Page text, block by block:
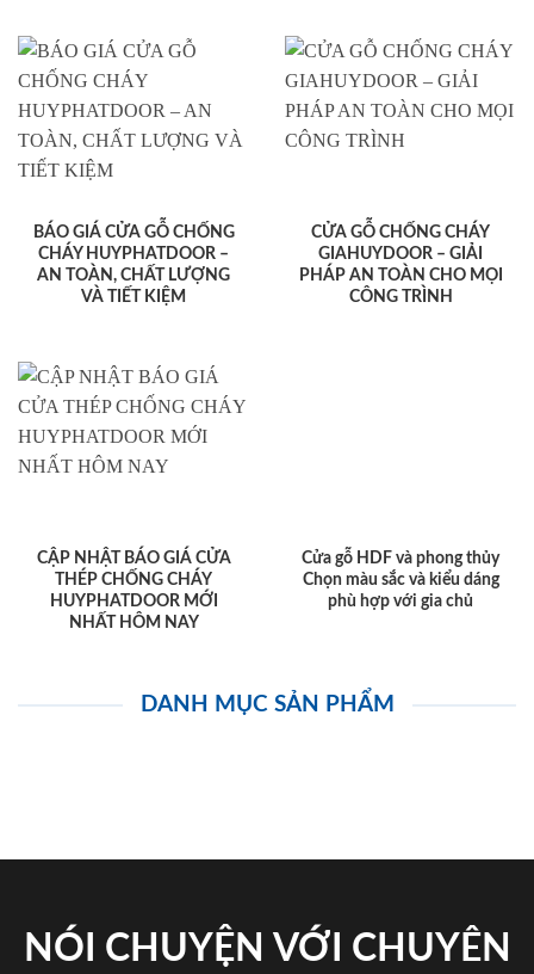
BÁO GIÁ CỬA GỖ CHỐNG
CHÁY HUYPHATDOOR –
AN TOÀN, CHẤT LƯỢNG
VÀ TIẾT KIỆM
CỬA GỖ CHỐNG CHÁY
GIAHUYDOOR – GIẢI
PHÁP AN TOÀN CHO MỌI
CÔNG TRÌNH
CẬP NHẬT BÁO GIÁ CỬA
THÉP CHỐNG CHÁY
HUYPHATDOOR MỚI
NHẤT HÔM NAY
Cửa gỗ HDF và phong thủy
Chọn màu sắc và kiểu dáng
phù hợp với gia chủ
DANH MỤC SẢN PHẨM
NÓI CHUYỆN VỚI CHUYÊN